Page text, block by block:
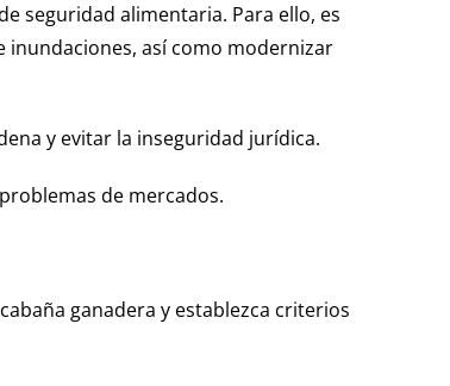
seguridad alimentaria. Para ello, es
así como modernizar
y evitar la inseguridad jurídica.
de mercados.
ganadera y establezca criterios